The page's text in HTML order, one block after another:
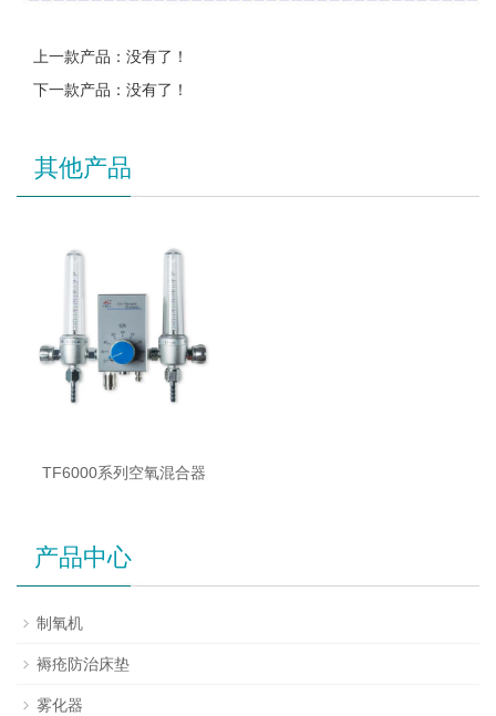
上一款产品：没有了！
下一款产品：没有了！
其他产品
TF6000系列空氧混合器
产品中心
制氧机
褥疮防治床垫
雾化器